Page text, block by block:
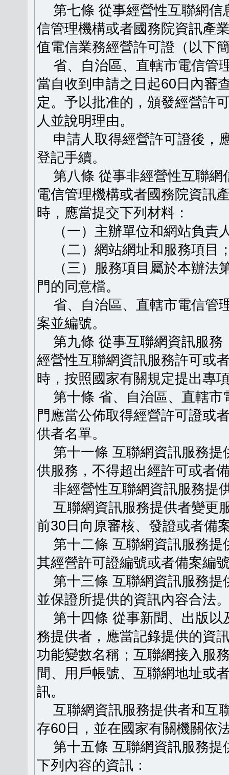
第七條 從事經營性互聯網信
信管理機構或者國務院資訊產
值電信業務經營許可證（以下
省、自治區、直轄市電信管
當自收到申請之日起60日內審
定。予以批准的，頒發經營許
人並說明理由。
申請人取得經營許可證後，
登記手續。
第八條 從事非經營性互聯網
電信管理機構或者國務院資訊
時，應當提交下列材料：
（一）主辦單位和網站負責
（二）網站網址和服務項目
（三）服務項目屬於本辦法
門的同意檔。
省、自治區、直轄市電信管
案並編號。
第九條 從事互聯網資訊服務
經營性互聯網資訊服務許可或
時，按照國家有關規定提出專
第十條 省、自治區、直轄市
門應當公佈取得經營許可證或
供者名單。
第十一條 互聯網資訊服務提
供服務，不得超出經許可或者
非經營性互聯網資訊服務提
互聯網資訊服務提供者變更
前30日向原審核、發證或者備
第十二條 互聯網資訊服務提
其經營許可證編號或者備案編
第十三條 互聯網資訊服務提
並保證所提供的資訊內容合法
第十四條 從事新聞、出版以
務提供者，應當記錄提供的資
功能變數名稱；互聯網接入服
間、用戶帳號、互聯網地址或
訊。
互聯網資訊服務提供者和互
存60日，並在國家有關機關依
第十五條 互聯網資訊服務提
下列內容的資訊：